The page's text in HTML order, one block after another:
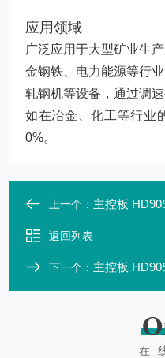
应用领域
广泛应用于大型矿业生
金钢铁、电力能源等行
轧钢机等设备，通过调
如在冶金、化工等行业
0%。
上一个： 主控板
返回列表
下一个： 主控板
在